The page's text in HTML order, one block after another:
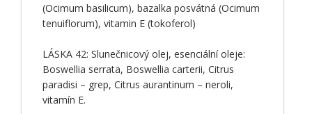
(Ocimum basilicum), bazalka posvátná (Ocimum
tenuiflorum), vitamin E (tokoferol)
LÁSKA 42: Slunečnicový olej, esenciální oleje:
Boswellia serrata, Boswellia carterii, Citrus
paradisi – grep, Citrus aurantinum – neroli,
vitamín E.